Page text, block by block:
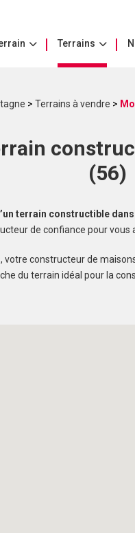
Terrains
> Terrains à vendre >
(56)
terrain constructible
de confiance pour
votre constructeur de
du terrain idéal pour la